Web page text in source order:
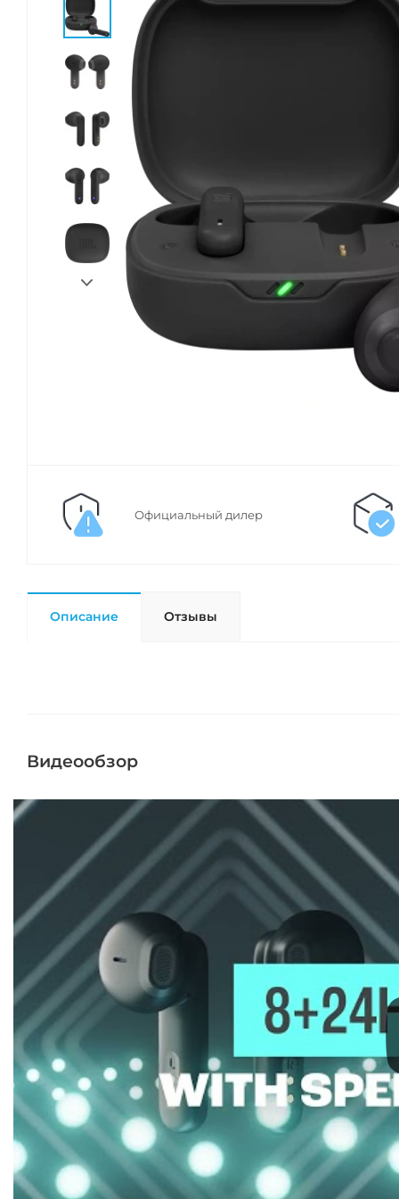
Официальный дилер
Описание Отзывы
Видеообзор